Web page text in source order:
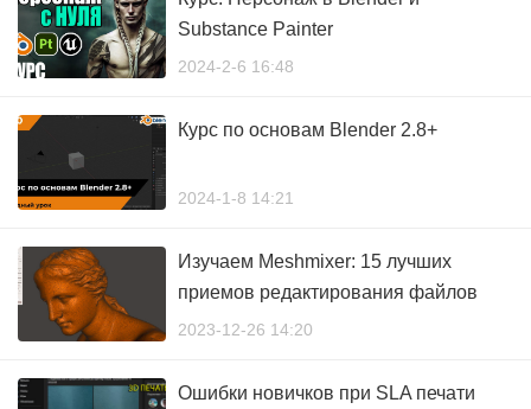
Substance Painter
2024-2-6 16:48
Курс по основам Blender 2.8+
2024-1-8 14:21
Изучаем Meshmixer: 15 лучших
приемов редактирования файлов
STL для 3D печати.
2023-12-26 14:20
Ошибки новичков при SLA печати